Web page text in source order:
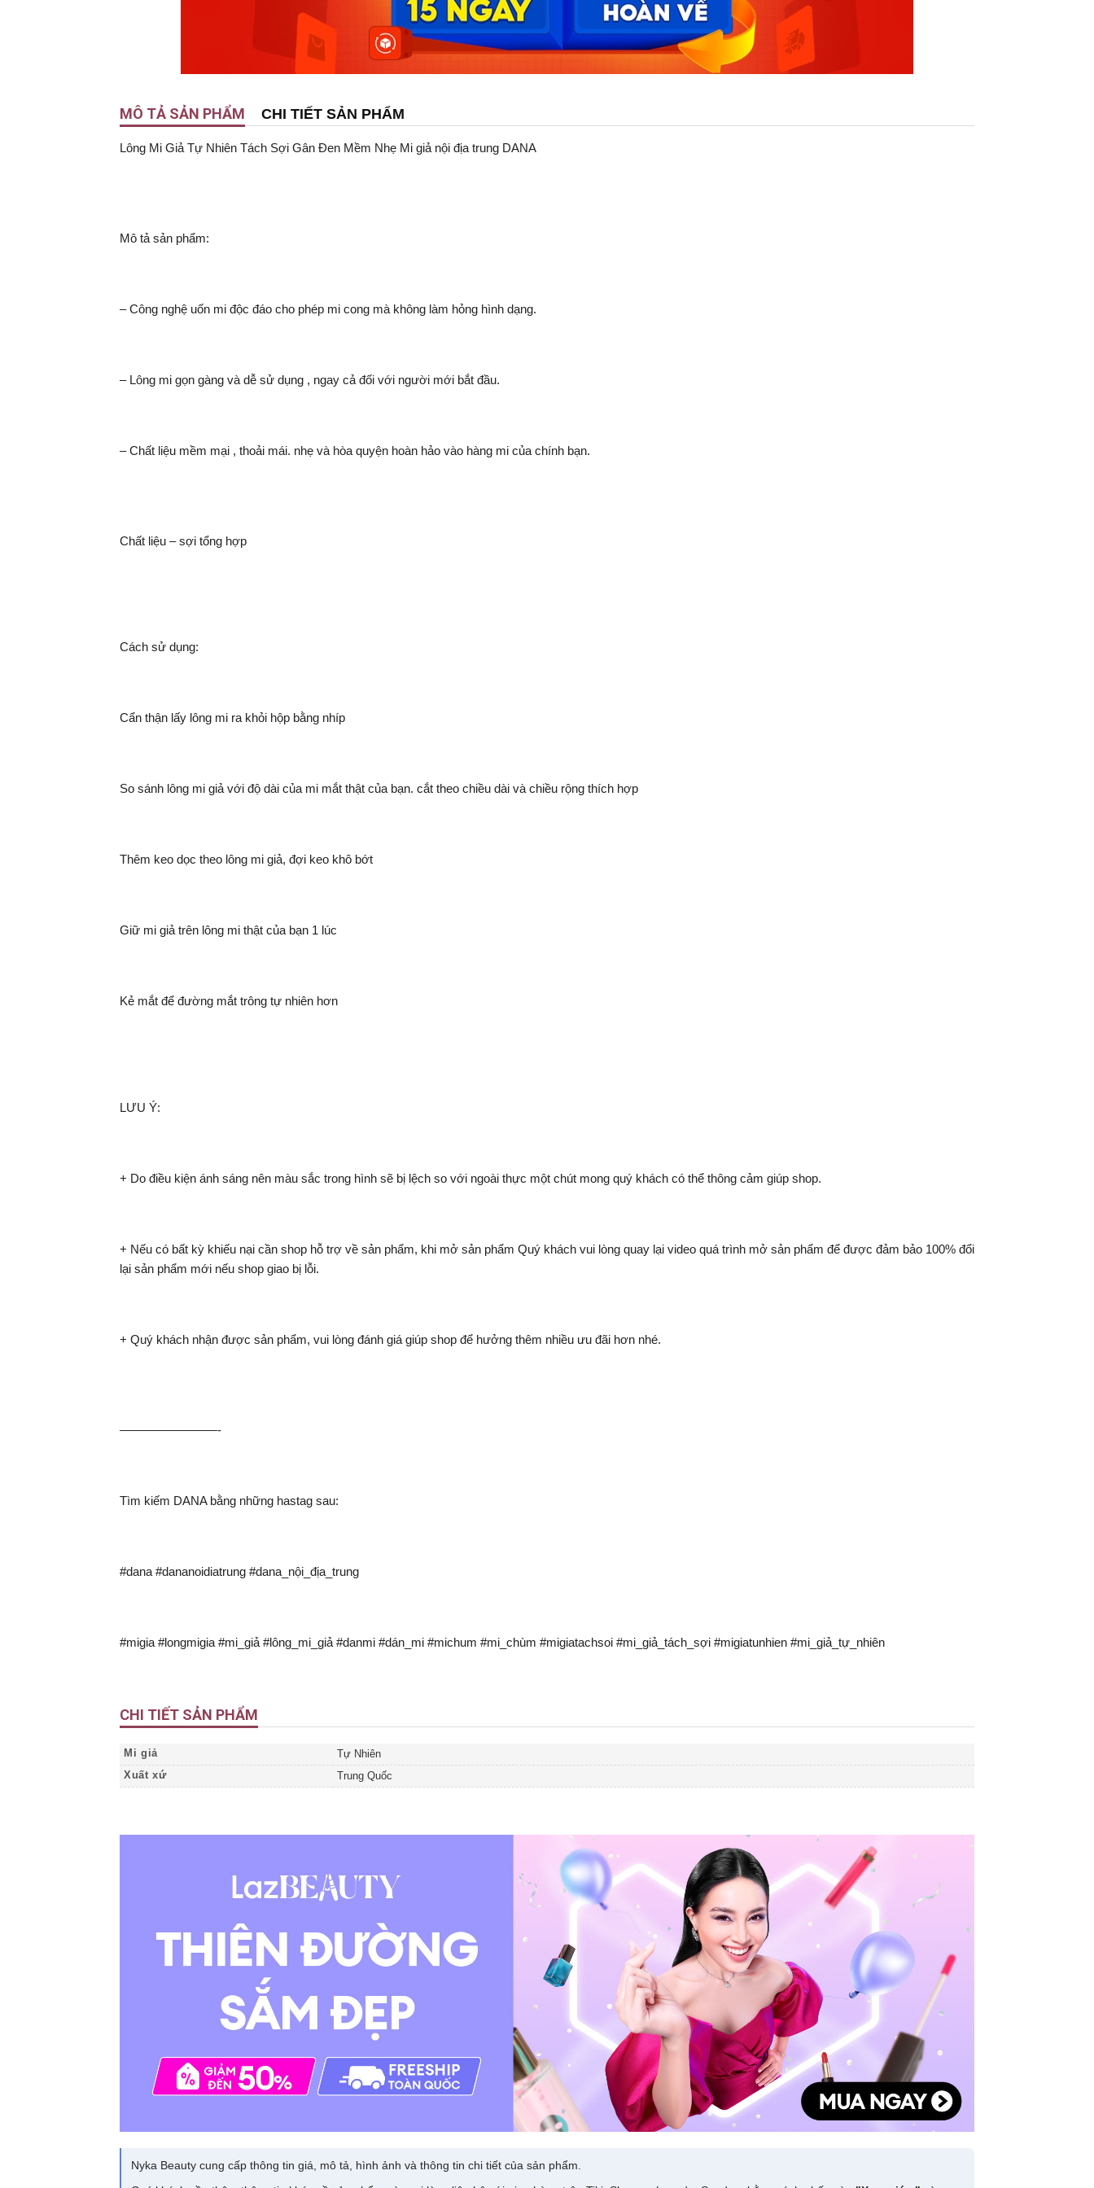
MÔ TẢ SẢN PHẨM CHI TIẾT SẢN PHẨM
Lông Mi Giả Tự Nhiên Tách Sợi Gân Đen Mềm Nhẹ Mi giả nội địa trung DANA
Mô tả sản phẩm:
– Công nghệ uốn mi độc đáo cho phép mi cong mà không làm hỏng hình dạng.
– Lông mi gọn gàng và dễ sử dụng , ngay cả đối với người mới bắt đầu.
– Chất liệu mềm mại , thoải mái. nhẹ và hòa quyện hoàn hảo vào hàng mi của chính bạn.
Chất liệu – sợi tổng hợp
Cách sử dụng:
Cẩn thận lấy lông mi ra khỏi hộp bằng nhíp
So sánh lông mi giả với độ dài của mi mắt thật của bạn. cắt theo chiều dài và chiều rộng thích hợp
Thêm keo dọc theo lông mi giả, đợi keo khô bớt
Giữ mi giả trên lông mi thật của bạn 1 lúc
Kẻ mắt để đường mắt trông tự nhiên hơn
LƯU Ý:
+ Do điều kiện ánh sáng nên màu sắc trong hình sẽ bị lệch so với ngoài thực một chút mong quý khách có thể thông cảm giúp shop.
+ Nếu có bất kỳ khiếu nại cần shop hỗ trợ về sản phẩm, khi mở sản phẩm Quý khách vui lòng quay lại video quá trình mở sản phẩm để được đảm bảo 100% đổi
lại sản phẩm mới nếu shop giao bị lỗi.
+ Quý khách nhận được sản phẩm, vui lòng đánh giá giúp shop để hưởng thêm nhiều ưu đãi hơn nhé.
————————-
Tìm kiếm DANA bằng những hastag sau:
#dana #dananoidiatrung #dana_nội_địa_trung
#migia #longmigia #mi_giả #lông_mi_giả #danmi #dán_mi #michum #mi_chùm #migiatachsoi #mi_giả_tách_sợi #migiatunhien #mi_giả_tự_nhiên
CHI TIẾT SẢN PHẨM
Mi giả
Tự Nhiên
Xuất xứ
Trung Quốc
Nyka Beauty cung cấp thông tin giá, mô tả, hình ảnh và thông tin chi tiết của sản phẩm.